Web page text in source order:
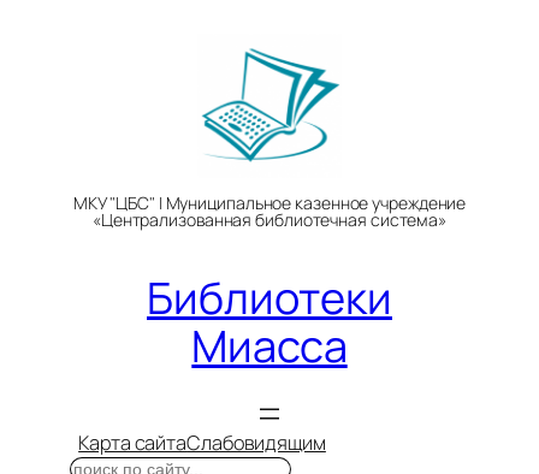
МКУ "ЦБС" | Муниципальное казенное учреждение
«Централизованная библиотечная система»
Библиотеки
Миасса
Карта сайтаСлабовидящим
Поиск